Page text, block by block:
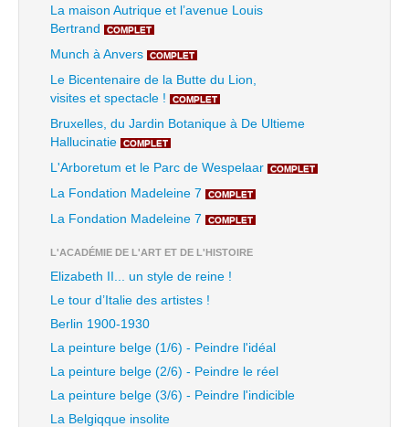
La maison Autrique et l’avenue Louis
Bertrand
COMPLET
Munch à Anvers COMPLET
Le Bicentenaire de la Butte du Lion,
visites et spectacle !
COMPLET
Bruxelles, du Jardin Botanique à De Ultieme
Hallucinatie
COMPLET
L'Arboretum et le Parc de Wespelaar COMPLET
La Fondation Madeleine 7 COMPLET
La Fondation Madeleine 7 COMPLET
L'ACADÉMIE DE L'ART ET DE L'HISTOIRE
Elizabeth II... un style de reine !
Le tour d’Italie des artistes !
Berlin 1900-1930
La peinture belge (1/6) - Peindre l'idéal
La peinture belge (2/6) - Peindre le réel
La peinture belge (3/6) - Peindre l'indicible
La Belgiqque insolite